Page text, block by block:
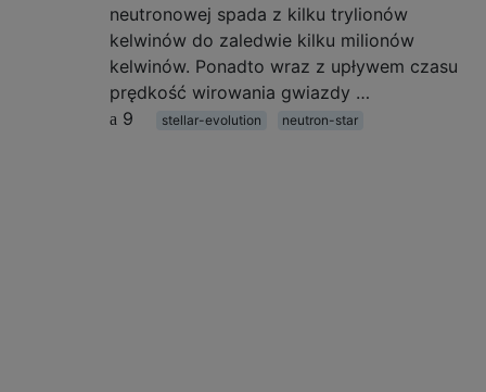
neutronowej spada z kilku trylionów
kelwinów do zaledwie kilku milionów
kelwinów. Ponadto wraz z upływem czasu
prędkość wirowania gwiazdy …
9
stellar-evolution neutron-star